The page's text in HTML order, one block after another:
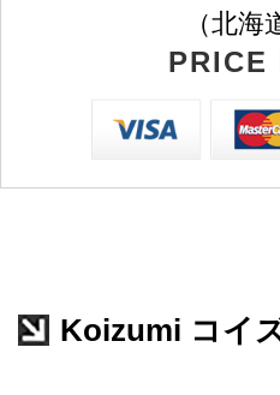
（北
PRICE
Koizumi コイ